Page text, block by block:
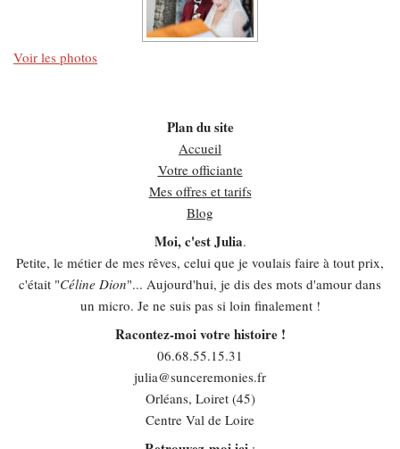
Voir les photos
Plan du site
Accueil
Votre officiante
Mes offres et tarifs
Blog
Moi, c'est Julia.
Petite, le métier de mes rêves, celui que je voulais faire à tout prix,
c'était "Céline Dion"... Aujourd'hui, je dis des mots d'amour dans
un micro. Je ne suis pas si loin finalement !
Racontez-moi votre histoire !
06.68.55.15.31
julia@sunceremonies.fr
Orléans, Loiret (45)
Centre Val de Loire